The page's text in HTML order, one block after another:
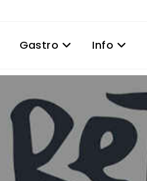
Gastro Info